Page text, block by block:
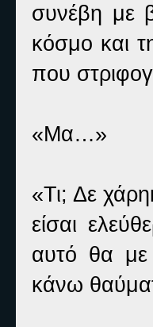
συνέβη με
κόσμο και
που
«Μα…»
«Τι; Δε
είσαι
αυτό θα με
κάνω